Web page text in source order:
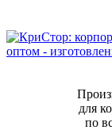
для
по